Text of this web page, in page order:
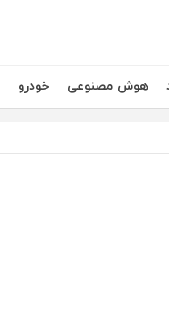
هوش مصنوعی خودرو